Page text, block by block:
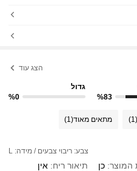
הצג עוד
%83
גדול
%0
(1) מתאים מאוד(1)
צבע: ריבוי צבעים / מידה: L
המוצר:כן תיאור ריח: אין